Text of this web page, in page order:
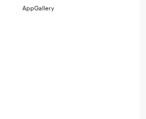
AppGallery